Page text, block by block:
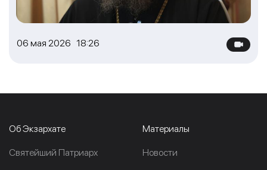
06 мая 2026 18:26
Об Экзархате
Cвятейший Патриарх
Материалы
Новости